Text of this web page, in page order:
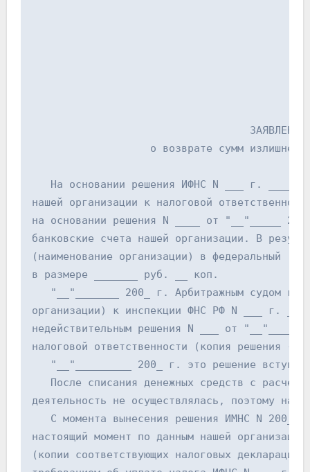
				   ЗАЯВЛЕНИЕ
о возврате сумм излишне
На основании решения ИФНС N ___ г.
нашей организации к налоговой
на основании решения N ____ от "__"_____
банковские счета нашей организации. В
(наименование организации) в федеральный
в размере _______ руб. __ коп.
"__"_______ 200_ г. Арбитражным судом
организации) к инспекции ФНС РФ N ___ г.
недействительным решения N ___ от
налоговой ответственности (копия решения -
"__"_________ 200_ г. это решение
После списания денежных средств с
деятельность не осуществлялась, поэтому
С момента вынесения решения ИМНС N 200_
настоящий момент по данным нашей
(копии соответствующих налоговых